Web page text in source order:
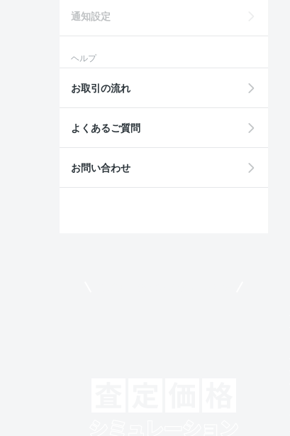
通知設定
ヘルプ
お取引の流れ
よくあるご質問
お問い合わせ